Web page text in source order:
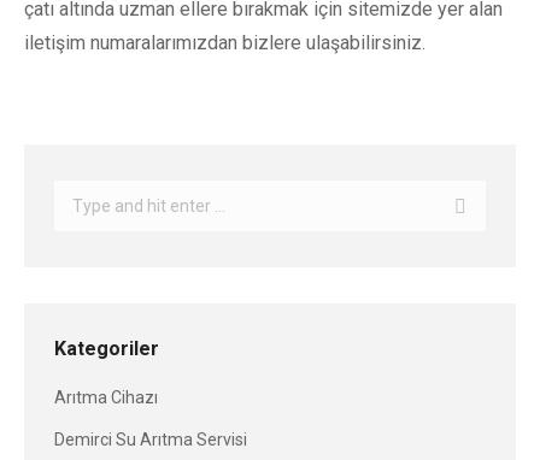
çatı altında uzman ellere bırakmak için sitemizde yer alan
iletişim numaralarımızdan bizlere ulaşabilirsiniz.
Search:
Kategoriler
Arıtma Cihazı
Demirci Su Arıtma Servisi